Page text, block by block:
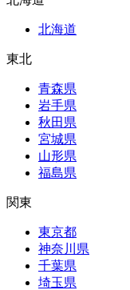
北海道
東北
青森県
岩手県
秋田県
宮城県
山形県
福島県
関東
東京都
神奈川県
千葉県
埼玉県